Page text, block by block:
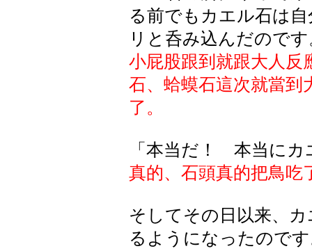
る前でもカエル石は
リと呑み込んだのです
小屁股跟到就跟大人反
石、蛤蟆石這次就當到
了。
「本当だ！ 本当にカ
真的、石頭真的把鳥吃
そしてその日以来、
るようになったので